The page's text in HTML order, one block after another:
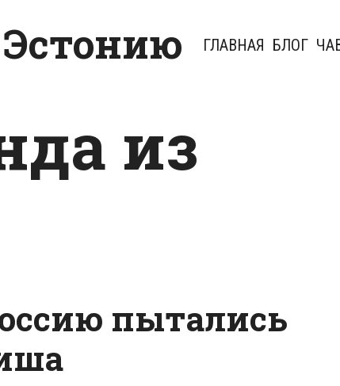
ГЛАВНАЯ БЛОГ
из
пытались